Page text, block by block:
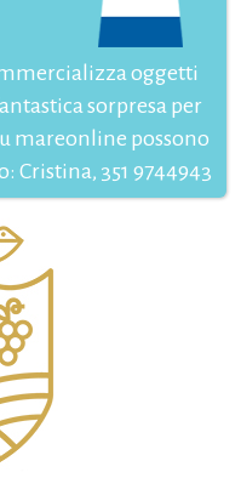
oggetti
sorpresa per
mareonline possono
351 9744943